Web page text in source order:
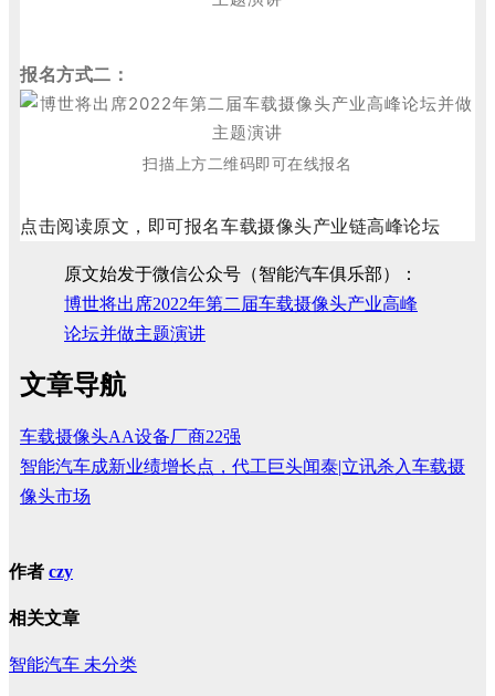
报名方式二：
扫描上方二维码即可在线报名
点击阅读原文，即可报名车载摄像头产业链高峰论坛
原文始发于微信公众号（智能汽车俱乐部）：
博世将出席2022年第二届车载摄像头产业高峰
论坛并做主题演讲
文章导航
车载摄像头AA设备厂商22强
智能汽车成新业绩增长点，代工巨头闻泰|立讯杀入车载摄
像头市场
作者 czy
相关文章
智能汽车 未分类